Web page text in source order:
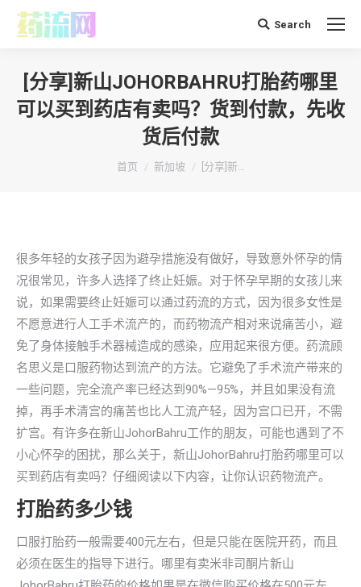
搜 Search
[分享]新山JOHORBAHRU打胎药哪里
可以买到药店有卖吗？货到付款，先收
货后付款
你在这里：
首页 新加坡 [分享]新…
很多年轻的女孩子因为避孕措施没有做好，导致意外怀孕的情
况很常见，许多人选择了终止妊娠。对于怀孕早期的女孩儿来
说，如果需要终止妊娠可以通过药流的方式，因为很多女性是
不愿意进行人工手术流产的，而药物流产相对来说痛苦小，避
免了身体接触手术器械造成的感染，应用起来很方便。药流顾
名思义是口服药物达到流产的方法。它避免了手术流产带来的
一些问题，完全流产率已经达到90%—95%，并且如果没有流
掉，再手术清宫的痛苦也比人工流产轻，因为宫口已开，不需
扩宫。有许多在新山JohorBahru工作的朋友，可能也遇到了不
小心怀孕的困扰，那么关于，新山JohorBahru打胎药哪里可以
买到药店有卖吗？仔细阅读以下内容，让你认识药物流产。
打胎药多少钱
口服打胎药一般需要400元左右，但是只能在医院开药，而且
必须在医生的指导下进行。哪里有卖米非司酮片新山